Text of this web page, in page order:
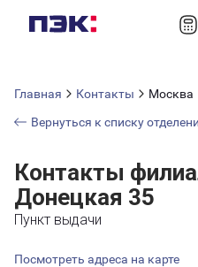
Главная Контакты
Москва
Вернуться к списку
Контакты
Донецкая 35
Пункт выдачи
Посмотреть адреса на карте